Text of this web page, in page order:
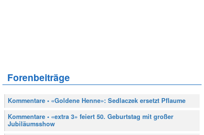
Forenbeiträge
Kommentare • «Goldene Henne»: Sedlaczek ersetzt Pflaume
Kommentare • «extra 3» feiert 50. Geburtstag mit großer
Jubiläumsshow